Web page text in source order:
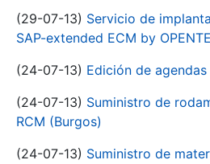
(29-07-13) Servicio de
SAP-extended ECM by
(24-07-13) Edición de
(24-07-13) Suministro de
RCM (Burgos)
(24-07-13) Suministro de